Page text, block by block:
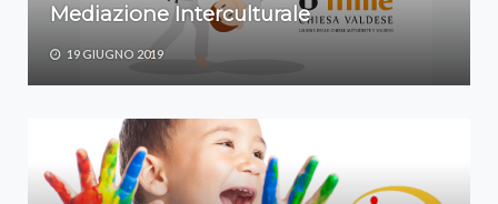
Mediazione Interculturale
19 GIUGNO 2019